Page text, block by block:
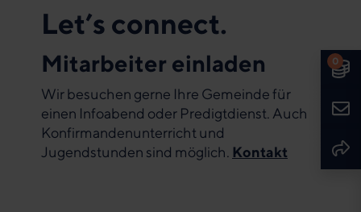
0
Let’s connect.
Mitarbeiter einladen
Wir besuchen gerne Ihre Gemeinde für
einen Infoabend oder Predigtdienst. Auch
Konfirmandenunterricht und
Jugendstunden sind möglich. Kontakt